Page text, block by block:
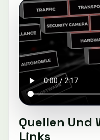
Quellen Und
Links